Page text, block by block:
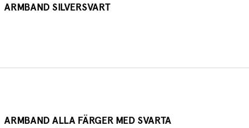
ARMBAND SILVERSVART
ARMBAND ALLA FÄRGER MED SVARTA